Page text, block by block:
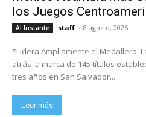
los Juegos
Al Instante staff - 8 agosto, 2026
*Lidera Ampliamente el Medallero. La delegación mexicana dejó
atrás la marca de 145 títulos
tres años en San Salvador...
Leer más